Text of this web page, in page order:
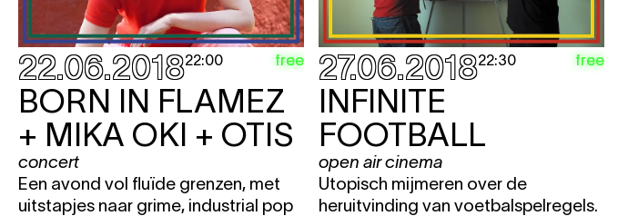
22.06.201822:00 free
BORN IN FLAMEZ
+ MIKA OKI + OTIS
concert
Een avond vol fluïde grenzen, met
uitstapjes naar grime, industrial pop
27.06.201822:30 free
INFINITE
FOOTBALL
open air cinema
Utopisch mijmeren over de
heruitvinding van voetbalspelregels.